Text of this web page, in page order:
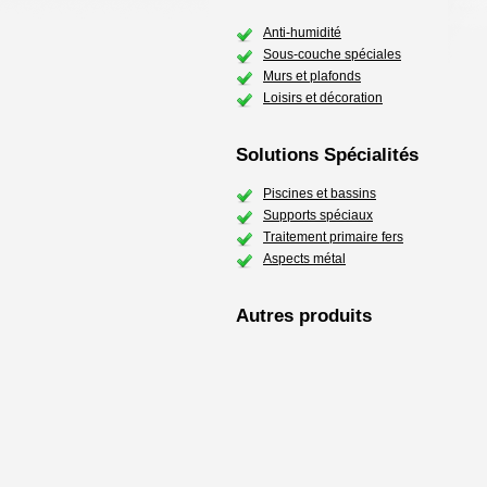
Anti-humidité
Sous-couche spéciales
Murs et plafonds
Loisirs et décoration
Solutions Spécialités
Piscines et bassins
Supports spéciaux
Traitement primaire fers
Aspects métal
Autres produits